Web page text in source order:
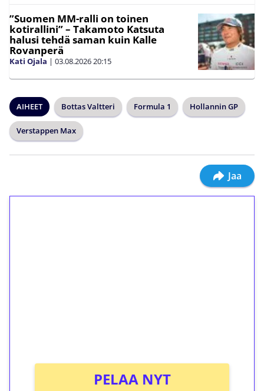
”Suomen MM-ralli on toinen
kotirallini” – Takamoto Katsuta
halusi tehdä saman kuin Kalle
Rovanperä
Kati Ojala | 03.08.202620:15
AIHEET Bottas Valtteri Formula 1 Hollannin GP
Verstappen Max
Jaa
PELAA NYT